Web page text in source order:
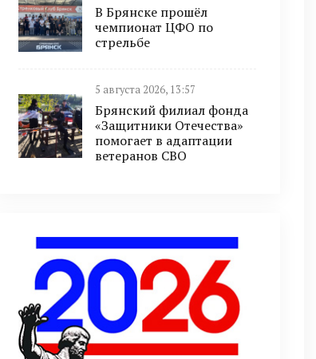
В Брянске прошёл
чемпионат ЦФО по
стрельбе
5 августа 2026, 13:57
Брянский филиал фонда
«Защитники Отечества»
помогает в адаптации
ветеранов СВО